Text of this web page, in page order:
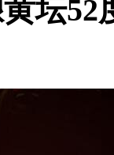
坛52